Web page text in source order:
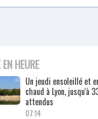
HEURE
Un jeudi ensoleillé et
chaud à Lyon, jusqu'à
attendus
07:14